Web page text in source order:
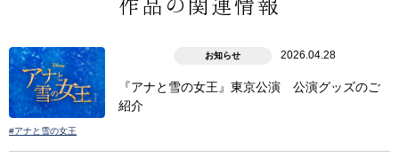
作品の関連情報
お知らせ 2026.04.28
『アナと雪の女王』東京公演 公演グッズのご
紹介
#アナと雪の女王